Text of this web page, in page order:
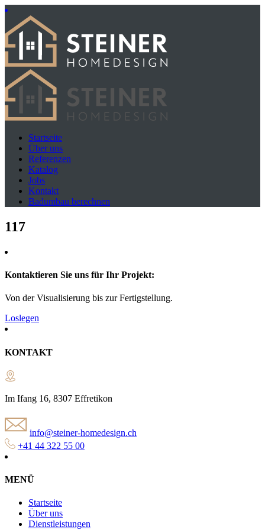
Startseite
Über uns
Referenzen
Katalog
Jobs
Kontakt
Badumbau berechnen
117
Kontaktieren Sie uns für Ihr Projekt:
Von der Visualisierung bis zur Fertigstellung.
Loslegen
KONTAKT
Im Ifang 16, 8307 Effretikon
info@steiner-homedesign.ch
+41 44 322 55 00
MENÜ
Startseite
Über uns
Dienstleistungen